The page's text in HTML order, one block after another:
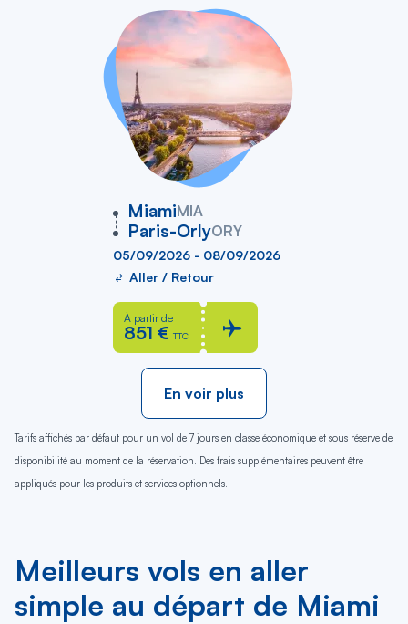
MiamiMIA
vers
Paris-OrlyORY
05/09/2026 - 08/09/2026
Aller / Retour
À partir de
851 € TTC
En voir plus
Tarifs affichés par défaut pour un vol de 7 jours en classe économique et sous réserve de
disponibilité au moment de la réservation. Des frais supplémentaires peuvent être
appliqués pour les produits et services optionnels.
Meilleurs vols en aller
simple au départ de Miami